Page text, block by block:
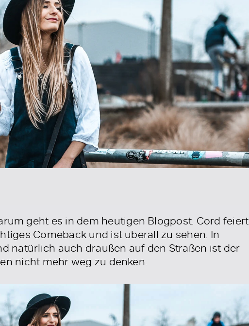
geht es in dem heutigen Blogpost. Cord feiert
Comeback und ist überall zu sehen. In
natürlich auch draußen auf den Straßen ist der
nicht mehr weg zu denken.